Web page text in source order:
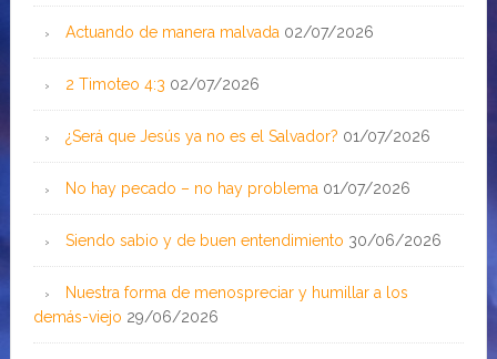
Actuando de manera malvada 02/07/2026
2 Timoteo 4:3 02/07/2026
¿Será que Jesús ya no es el Salvador? 01/07/2026
No hay pecado – no hay problema 01/07/2026
Siendo sabio y de buen entendimiento 30/06/2026
Nuestra forma de menospreciar y humillar a los
demás-viejo 29/06/2026